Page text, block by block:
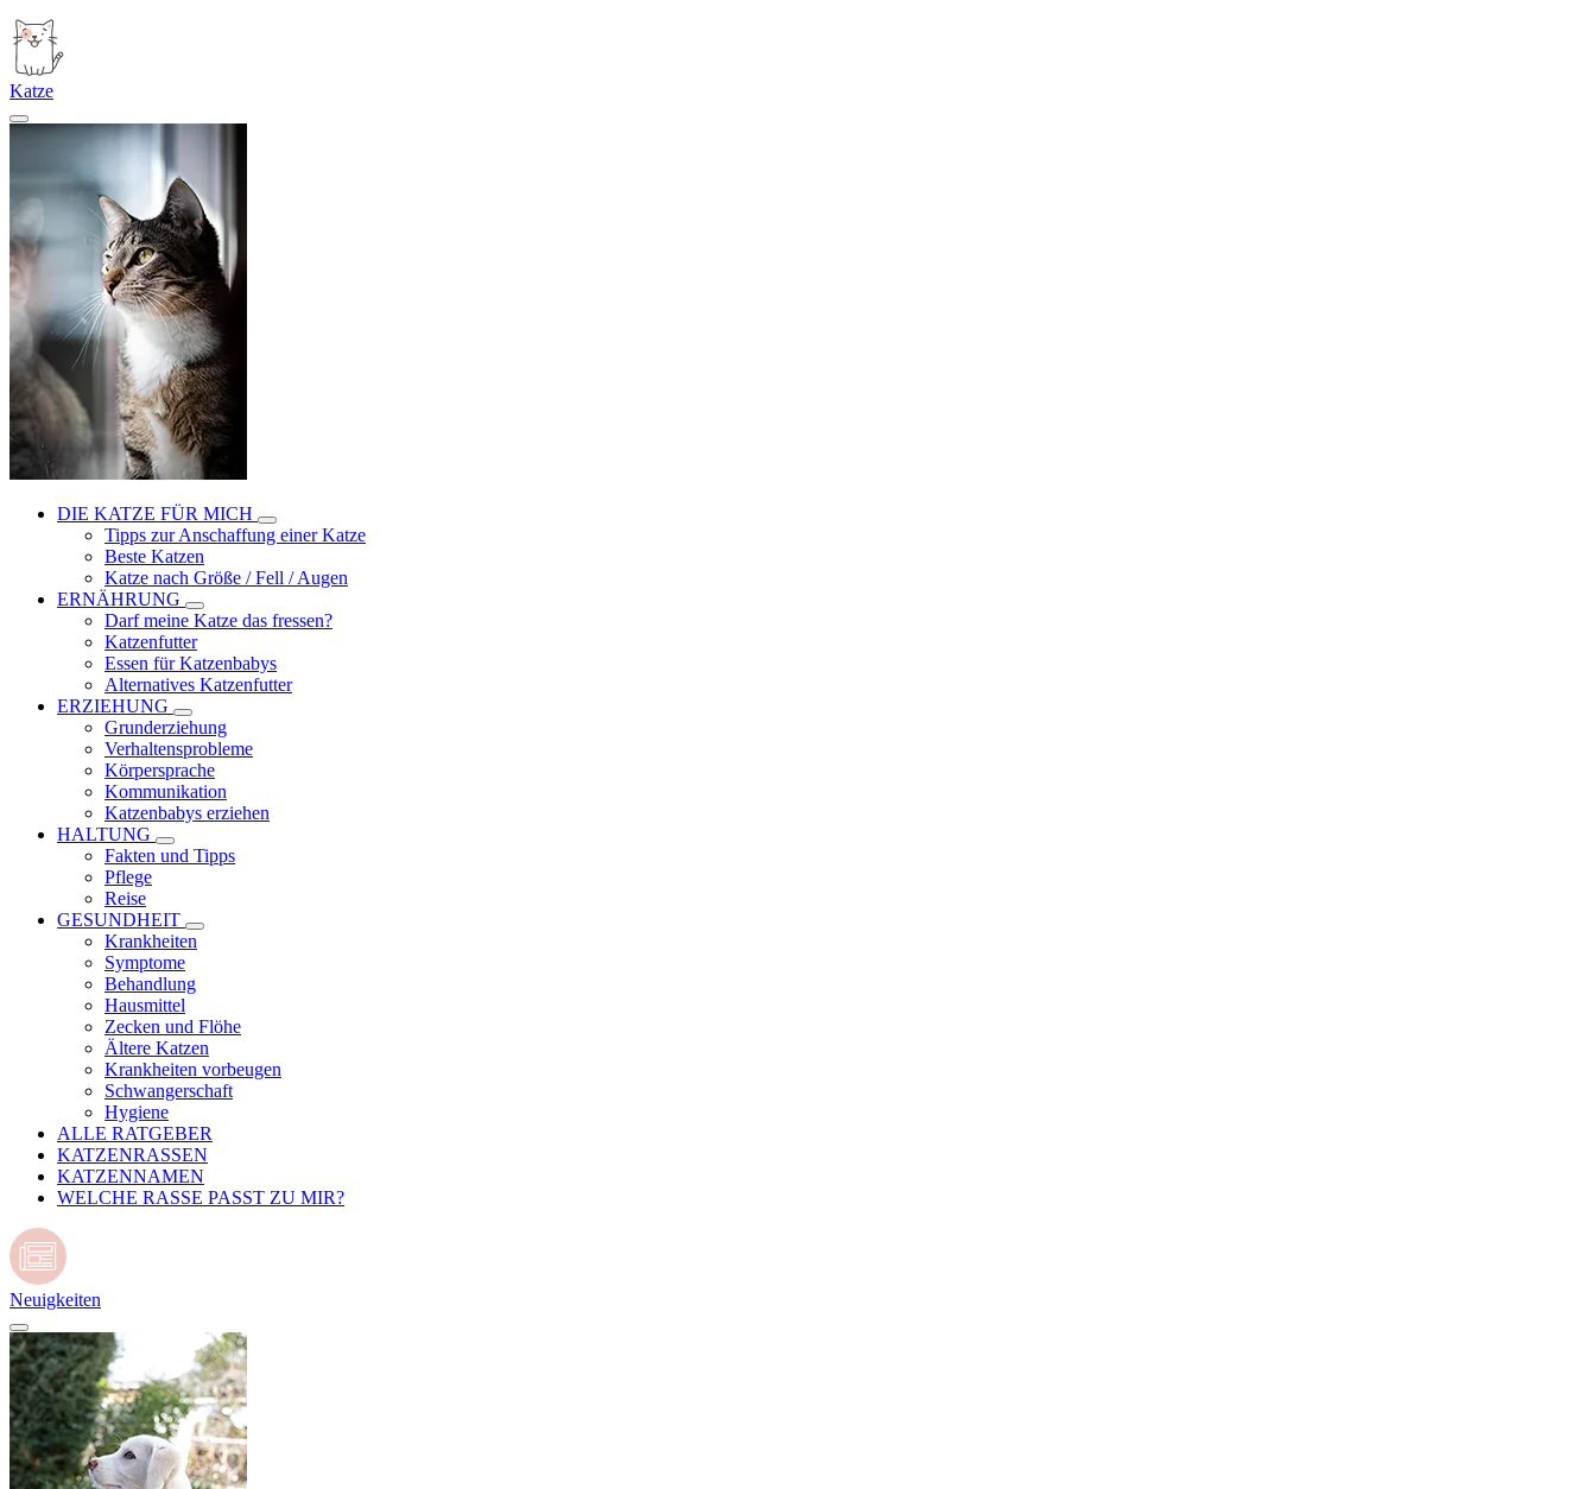
Katze
DIE KATZE FÜR MICH
Tipps zur Anschaffung einer Katze
Beste Katzen
Katze nach Größe / Fell / Augen
ERNÄHRUNG
Darf meine Katze das fressen?
Katzenfutter
Essen für Katzenbabys
Alternatives Katzenfutter
ERZIEHUNG
Grunderziehung
Verhaltensprobleme
Körpersprache
Kommunikation
Katzenbabys erziehen
HALTUNG
Fakten und Tipps
Pflege
Reise
GESUNDHEIT
Krankheiten
Symptome
Behandlung
Hausmittel
Zecken und Flöhe
Ältere Katzen
Krankheiten vorbeugen
Schwangerschaft
Hygiene
ALLE RATGEBER
KATZENRASSEN
KATZENNAMEN
WELCHE RASSE PASST ZU MIR?
Neuigkeiten